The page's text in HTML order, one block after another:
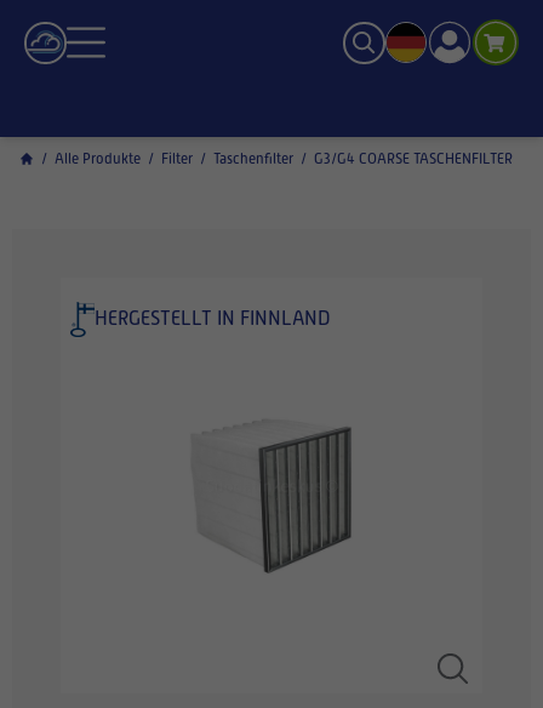
/ Alle Produkte / Filter / Taschenfilter / G3/G4 COARSE TASCHENFILTER
HERGESTELLT IN FINNLAND